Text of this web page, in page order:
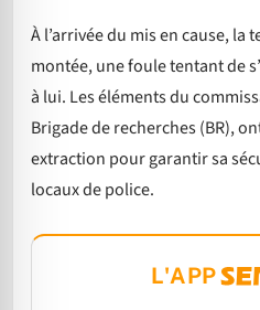
À l’arrivée du mis en cause,
montée, une foule tentant de
à lui. Les éléments du
Brigade de recherches (BR),
extraction pour garantir sa
locaux de police.
L'APP